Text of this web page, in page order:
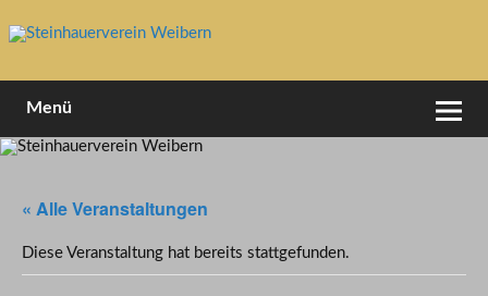
to
content
Menü
« Alle Veranstaltungen
Diese Veranstaltung hat bereits stattgefunden.